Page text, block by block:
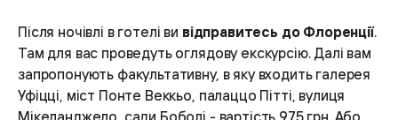
Після ночівлі в готелі ви відправитесь до Флоренції.
Там для вас проведуть оглядову екскурсію. Далі вам
запропонують факультативну, в яку входить галерея
Уфіцці, міст Понте Веккьо, палаццо Пітті, вулиця